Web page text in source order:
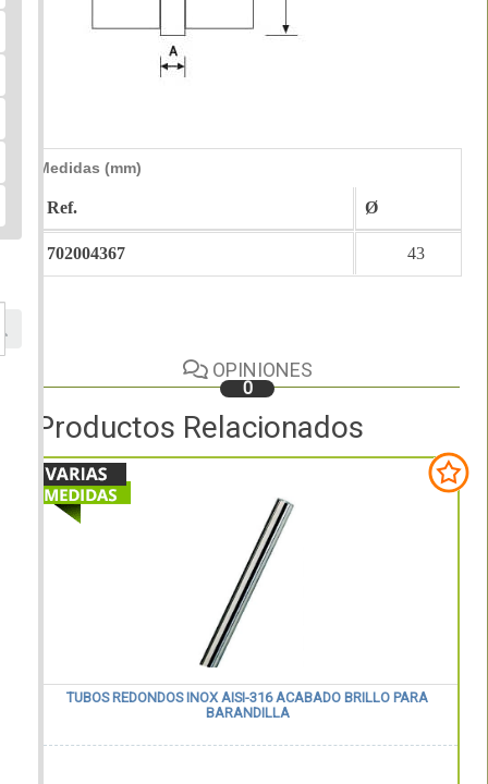
Medidas (mm)
Ref. Ø
702004367 43
OPINIONES
0
Productos Relacionados
TUBOS REDONDOS INOX AISI-316 ACABADO BRILLO PARA
BARANDILLA